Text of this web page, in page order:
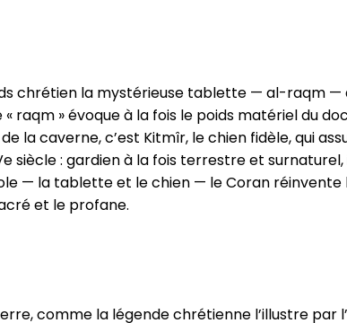
chrétien la mystérieuse tablette — al-raqm —
raqm » évoque à la fois le poids matériel du
la caverne, c’est Kitmîr, le chien fidèle, qui
siècle : gardien à la fois terrestre et
— la tablette et le chien — le Coran
et le profane.
comme la légende chrétienne l’illustre